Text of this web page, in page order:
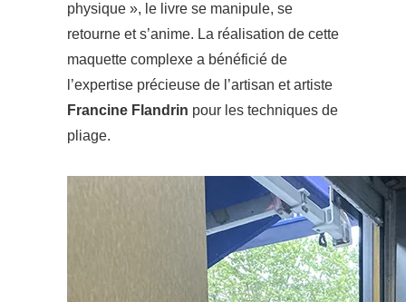
physique », le livre se manipule, se
retourne et s’anime. La réalisation de cette
maquette complexe a bénéficié de
l’expertise précieuse de l’artisan et artiste
Francine Flandrin pour les techniques de
pliage.